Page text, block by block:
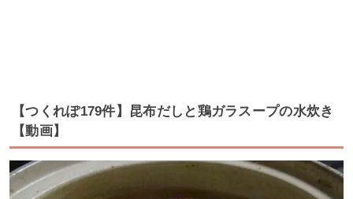
【つくれぽ179件】昆布だしと鶏ガラスープの水炊き
【動画】